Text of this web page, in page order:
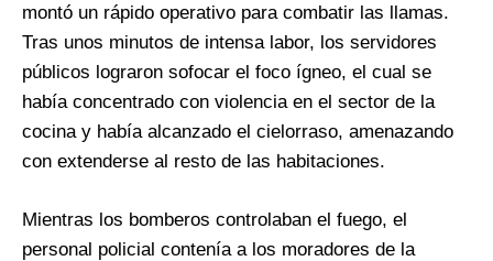
montó un rápido operativo para combatir las llamas.
Tras unos minutos de intensa labor, los servidores
públicos lograron sofocar el foco ígneo, el cual se
había concentrado con violencia en el sector de la
cocina y había alcanzado el cielorraso, amenazando
con extenderse al resto de las habitaciones.
Mientras los bomberos controlaban el fuego, el
personal policial contenía a los moradores de la